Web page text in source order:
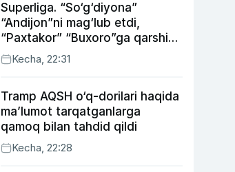
Superliga. “So‘g‘diyona”
“Andijon”ni mag‘lub etdi,
“Paxtakor” “Buxoro”ga qarshi
bahsda g‘alabani qo‘ldan
chiqardi
Kecha, 22:31
Tramp AQSH o‘q-dorilari haqida
ma’lumot tarqatganlarga
qamoq bilan tahdid qildi
Kecha, 22:28